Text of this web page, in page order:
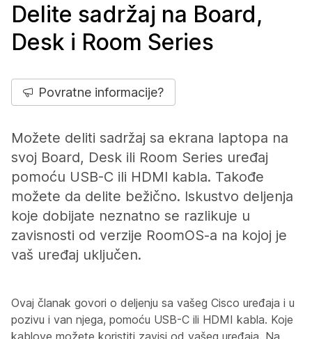
Delite sadržaj na Board,
Desk i Room Series
Povratne informacije?
Možete deliti sadržaj sa ekrana laptopa na
svoj Board, Desk ili Room Series uređaj
pomoću USB-C ili HDMI kabla. Takođe
možete da delite bežično. Iskustvo deljenja
koje dobijate neznatno se razlikuje u
zavisnosti od verzije RoomOS-a na kojoj je
vaš uređaj uključen.
Ovaj članak govori o deljenju sa vašeg Cisco uređaja i u
pozivu i van njega, pomoću USB-C ili HDMI kabla. Koje
kablove možete koristiti zavisi od vašeg uređaja. Na